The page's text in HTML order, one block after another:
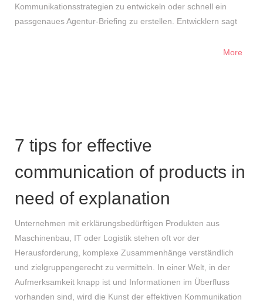
Kommunikationsstrategien zu entwickeln oder schnell ein
passgenaues Agentur-Briefing zu erstellen. Entwicklern sagt
More
7 tips for effective
communication of products in
need of explanation
Unternehmen mit erklärungsbedürftigen Produkten aus
Maschinenbau, IT oder Logistik stehen oft vor der
Herausforderung, komplexe Zusammenhänge verständlich
und zielgruppengerecht zu vermitteln. In einer Welt, in der
Aufmerksamkeit knapp ist und Informationen im Überfluss
vorhanden sind, wird die Kunst der effektiven Kommunikation